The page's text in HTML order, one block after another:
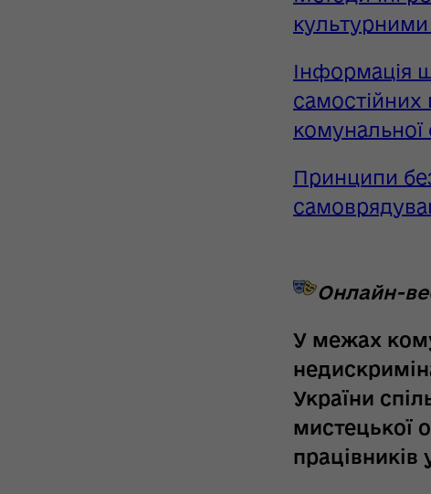
культурними
Інформація
самостійних
комунальної
Принципи
Онлайн-
У межах
України
мистецької
працівників